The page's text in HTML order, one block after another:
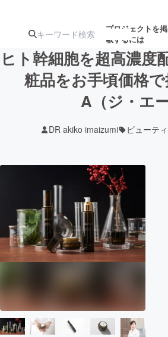
プロジェクトを掲
載するには
注目の新着プロ
ジェクト
募集
ロジ
テクノロジー・ガジェット
映像・映画
ビジネス・起業
CAMPFIRE for Social Good
ヒト幹細胞を超高濃度
粧品をお手頃価格
A（ジ・エー
DR akiko imaizumi ビューテ